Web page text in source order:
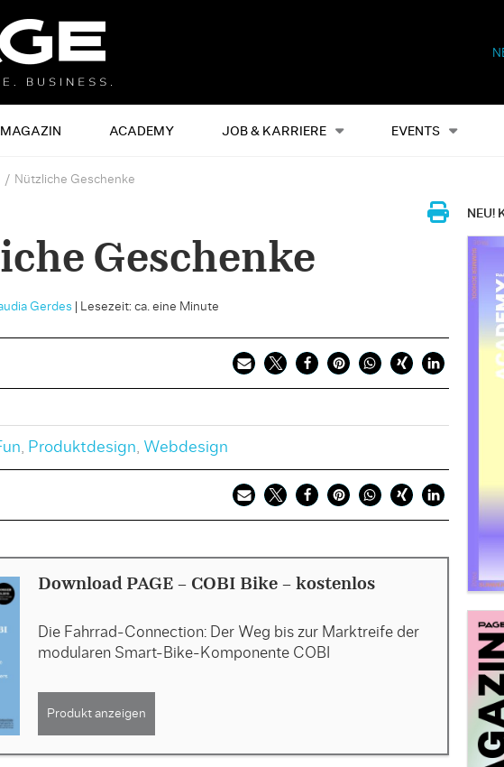
MAGAZIN ACADEMY JOB & KARRIERE EVENTS
Alles Events
Nützliche Geschenke
Geschenke
Gerdes Lesezeit: ca. eine Minute
, Produktdesign, Webdesign
Download PAGE - COBI Bike - kostenlos
Die Fahrrad-Connection: Der Weg bis zur Marktreife der
modularen Smart-Bike-Komponente COBI
Produkt anzeigen
NEU!